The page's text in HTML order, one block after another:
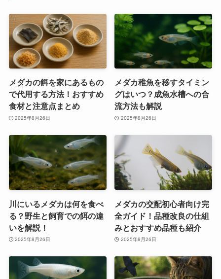
メダカの餌を家にあるもの
で代用する方法！おすすめ
食材と注意点まとめ
2025年8月26日
メダカ稚魚を移すタイミン
グはいつ？成魚水槽への合
流方法も解説
2025年8月26日
川にいるメダカは何を食べ
る？野生と飼育での餌の違
いを解説！
2025年8月26日
メダカの交配初心者向け完
全ガイド！品種改良の仕組
みとおすすめ品種も紹介
2025年8月26日